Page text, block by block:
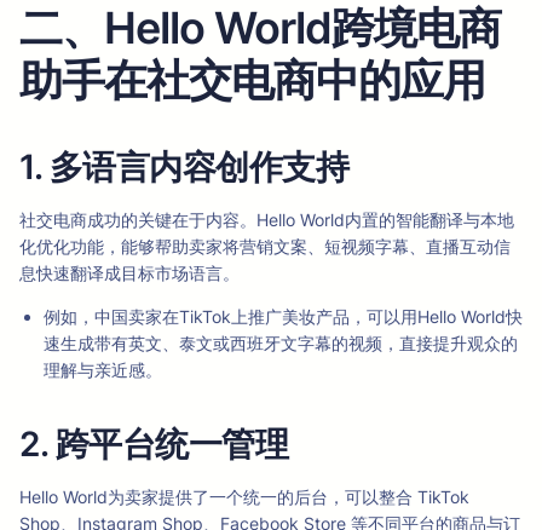
二、Hello World跨境电商
助手在社交电商中的应用
1. 多语言内容创作支持
社交电商成功的关键在于内容。Hello World内置的智能翻译与本地
化优化功能，能够帮助卖家将营销文案、短视频字幕、直播互动信
息快速翻译成目标市场语言。
例如，中国卖家在TikTok上推广美妆产品，可以用Hello World快
速生成带有英文、泰文或西班牙文字幕的视频，直接提升观众的
理解与亲近感。
2. 跨平台统一管理
Hello World为卖家提供了一个统一的后台，可以整合 TikTok
Shop、Instagram Shop、Facebook Store 等不同平台的商品与订